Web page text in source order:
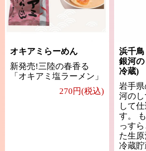
オキアミらーめん
新発売!三陸の春香る
「オキアミ塩ラーメン」
270円(税込)
浜千鳥
銀河
冷蔵)
岩手
河の
して
す。
っす
た生
冷蔵貯